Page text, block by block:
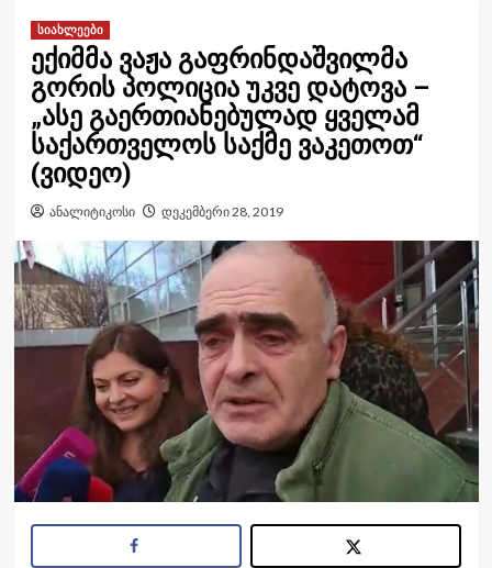
სიახლეები
ექიმმა ვაჟა გაფრინდაშვილმა
გორის პოლიცია უკვე დატოვა –
„ასე გაერთიანებულად ყველამ
საქართველოს საქმე ვაკეთოთ“
(ვიდეო)
ანალიტიკოსი დეკემბერი 28, 2019